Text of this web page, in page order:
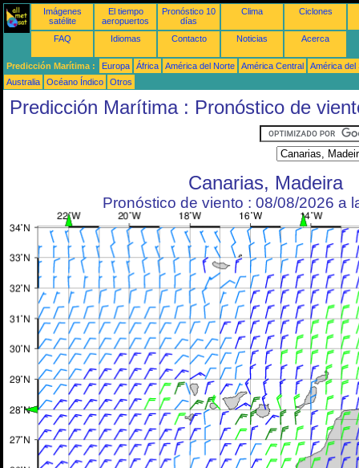
Imágenes
satélite
El tiempo
aeropuertos
Pronóstico 10
días
Clima Ciclones
FAQ Idiomas Contacto Noticias Acerca
Predicción Marítima : Europa África América del Norte América Central
América del
Australia
Océano Índico Otros
Predicción Marítima : Pronóstico de
Canarias, Madeira
Pronóstico de viento : 08/08/2026 a